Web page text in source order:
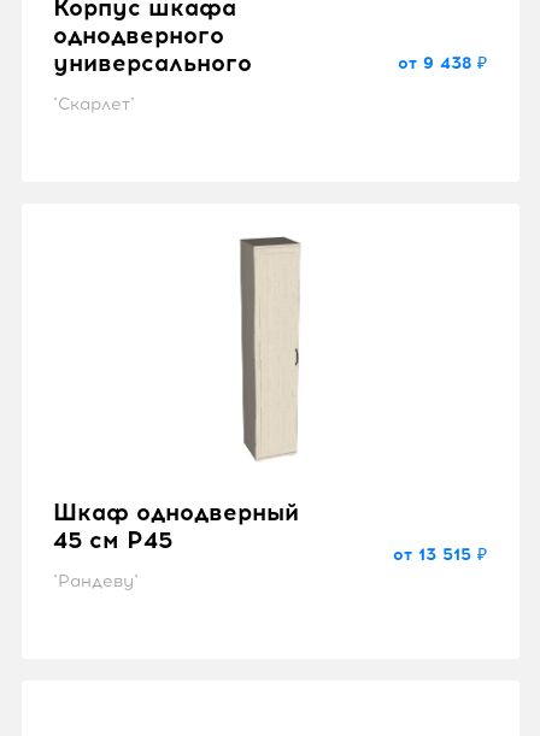
Корпус шкафа
однодверного
универсального
"Скарлет"
от 9 438 ₽
Шкаф однодверный
45 см P45
"Рандеву"
от 13 515 ₽